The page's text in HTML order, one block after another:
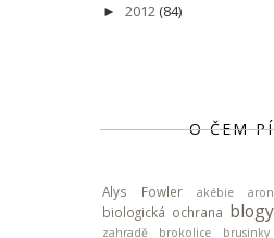
► 2012(84)
O ČEM
Alys Fowler akébie
biologická ochrana blogy
zahradě
brokolice brusinky